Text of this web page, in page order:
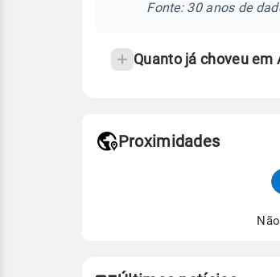
temperatura
Fonte: 30 anos de
Quanto já choveu
de Tempo e Estudos
Proximidades